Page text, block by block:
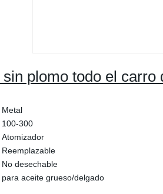
plomo todo el
Metal
100-300
Atomizador
Reemplazable
No desechable
para aceite grueso/delgado